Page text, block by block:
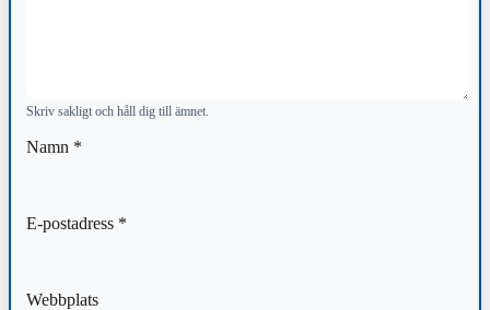
Skriv sakligt och håll dig till ämnet.
Namn *
E-postadress *
Webbplats